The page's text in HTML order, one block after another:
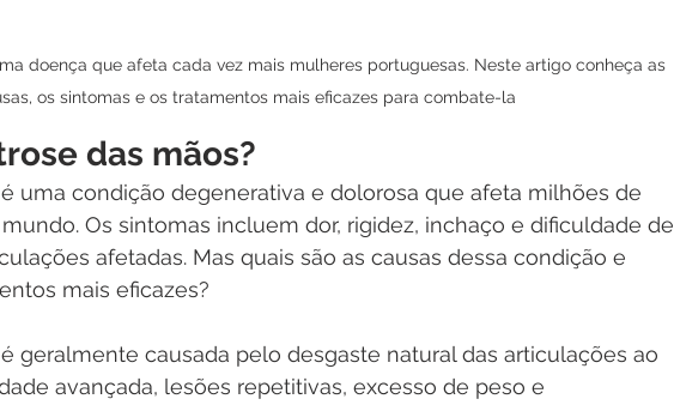
doença que afeta cada vez mais mulheres portuguesas. Neste artigo conheça as
os sintomas e os tratamentos mais eficazes para combate-la
das mãos?
uma condição degenerativa e dolorosa que afeta milhões de
Os sintomas incluem dor, rigidez, inchaço e dificuldade de
afetadas. Mas quais são as causas dessa condição e
mais eficazes?
geralmente causada pelo desgaste natural das articulações ao
avançada, lesões repetitivas, excesso de peso e